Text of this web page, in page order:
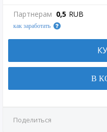
Партнерам 0,5 RUB
как заработать
В
Поделиться